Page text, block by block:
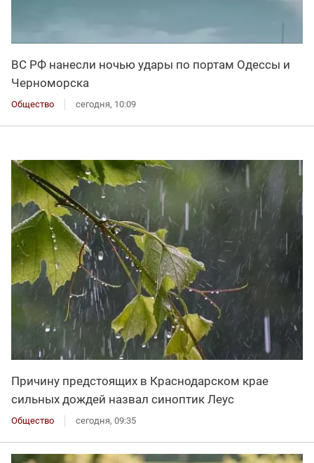
ВС РФ нанесли ночью удары по портам Одессы и
Черноморска
Общество сегодня, 10:09
Причину предстоящих в Краснодарском крае
сильных дождей назвал синоптик Леус
Общество сегодня, 09:35